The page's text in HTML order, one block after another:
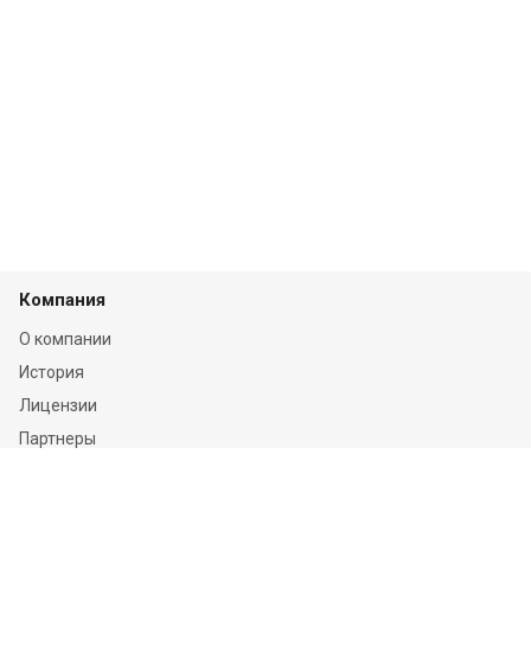
Компания
О компании
История
Лицензии
Партнеры